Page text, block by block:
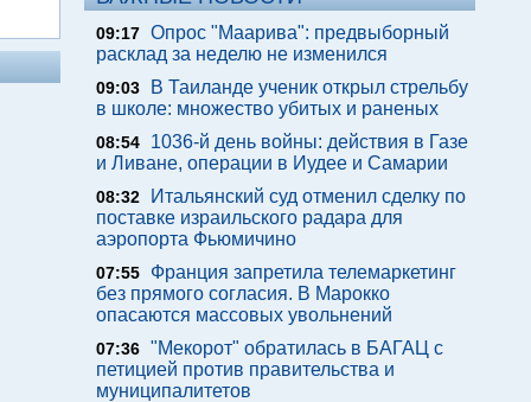
09:17 Опрос "Mаарива": предвыборный
расклад за неделю не изменился
09:03
В Таиланде ученик открыл стрельбу
в школе: множество убитых и раненых
08:54
1036-й день войны: действия в Газе
и Ливане, операции в Иудее и Самарии
08:32
Итальянский суд отменил сделку по
поставке израильского радара для
аэропорта Фьюмичино
07:55
Франция запретила телемаркетинг
без прямого согласия. В Марокко
опасаются массовых увольнений
07:36 "Мекорот" обратилась в БАГАЦ с
петицией против правительства и
муниципалитетов